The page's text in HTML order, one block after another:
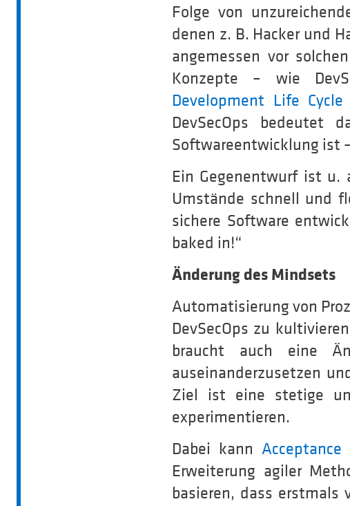
Folge von
denen z. B. Hacker und
angemessen vor
Konzepte – wie
Development Life Cycle
DevSecOps bedeutet
Softwareentwicklung ist
Ein Gegenentwurf ist u.
Umstände schnell und
sichere Software
baked in!“
Änderung des Mindsets
Automatisierung von
DevSecOps zu
braucht auch eine
auseinanderzusetzen
Ziel ist eine stetige
experimentieren.
Dabei kann Acceptance
Erweiterung agiler
basieren, dass erstmals